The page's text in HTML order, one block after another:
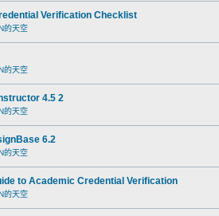
Verification Checklist
的天空
的天空
4.5 2
的天空
6.2
的天空
to Academic Credential Verification
的天空